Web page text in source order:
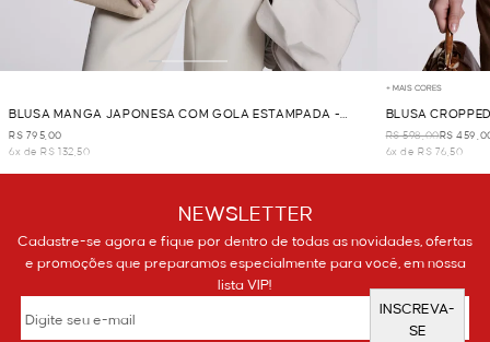
BLUSA MANGA JAPONESA COM GOLA ESTAMPADA -
BEGE
R$ 795,00
6x de R$ 132,50
+ MAIS CORES
BLUSA
R$ 598,00R$
6x de R$ 76,50
NEWSLETTER
Cadastre-se agora e fique por dentro de todas as novidades, ofertas
e promoções que preparamos especialmente para você, em nossa
lista VIP!
INSCREVA-
SE